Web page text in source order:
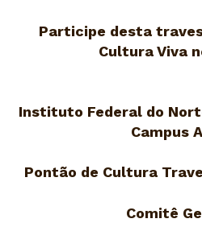
Participe desta
Cultura Viva
Instituto Federal do
Campus
Pontão de Cultura
Comitê